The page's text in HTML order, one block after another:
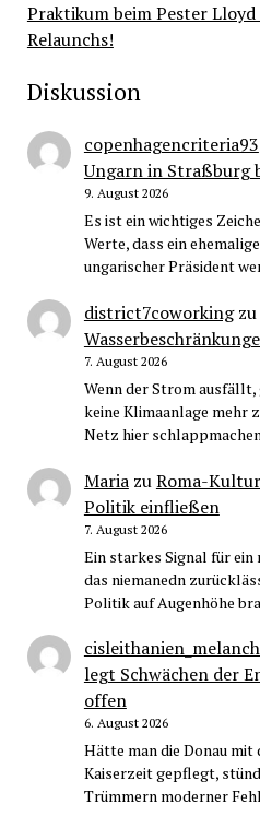
Praktikum beim Pester Lloyd
Relaunchs!
Diskussion
copenhagencriteria93
Ungarn in Straßburg
9. August 2026
Es ist ein wichtiges
Werte, dass ein
ungarischer Präsident
district7coworkingzu
7. August 2026
Wenn der Strom
keine Klimaanlage mehr
Netz hier
MariazuRoma-
Politik einfließen
7. August 2026
Ein starkes Signal für ein
das niemanedn
Politik auf Augenhöhe
legt Schwächen der
offen
6. August 2026
Hätte man die Donau
Kaiserzeit gepflegt,
Trümmern moderner